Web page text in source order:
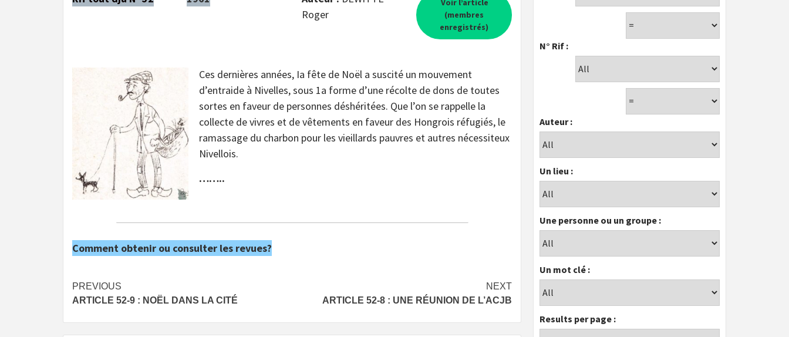
Roger
Voir l’article
(membres
enregistrés)
Ces dernières années, Ia fête de Noël a suscité un mouvement
d’entraide à Nivelles, sous 1a forme d’une récolte de dons de toutes
sortes en faveur de personnes déshéritées. Que l’on se rappelle la
collecte de vivres et de vêtements en faveur des Hongrois réfugiés, le
ramassage du charbon pour les vieillards pauvres et autres nécessiteux
Nivellois.
……..
Comment obtenir ou consulter les revues?
Post
navigation
PREVIOUS
ARTICLE 52-9 : NOËL DANS LA CITÉ
NEXT
ARTICLE 52-8 : UNE RÉUNION DE L’ACJB
N° Rif :
Auteur :
Un lieu :
Une personne ou un groupe :
Un mot clé :
Results per page :